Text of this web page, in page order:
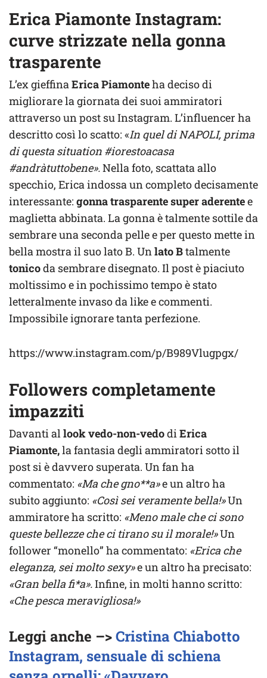
Erica Piamonte Instagram:
curve strizzate nella gonna
trasparente
L’ex gieffinaErica Piamonteha deciso di
migliorare la giornata dei suoi ammiratori
attraverso un post su Instagram. L’influencer ha
descritto così lo scatto: «In quel di NAPOLI, prima
di questa situation #iorestoacasa
#andràtuttobene».Nella foto, scattata allo
specchio, Erica indossa un completo decisamente
interessante: gonna trasparente super aderentee
maglietta abbinata. La gonna è talmente sottile da
sembrare una seconda pelle e per questo mette in
bella mostra il suo lato B. Unlato Btalmente
tonicoda sembrare disegnato. Il post è piaciuto
moltissimo e in pochissimo tempo è stato
letteralmente invaso da like e commenti.
Impossibile ignorare tanta perfezione.
https://www.instagram.com/p/B989Vlugpgx/
Followers completamente
impazziti
Davanti allook vedo-non-vedodiErica
Piamonte,la fantasia degli ammiratori sotto il
post si è davvero superata. Un fan ha
commentato: «Ma che gno**a»e un altro ha
subito aggiunto: «Così sei veramente bella!»Un
ammiratore ha scritto: «Meno male che ci sono
queste bellezze che ci tirano su il morale!»Un
follower “monello” ha commentato: «Erica che
eleganza, sei molto sexy»e un altro ha precisato:
«Gran bella fi*a».Infine, in molti hanno scritto:
«Che pesca meravigliosa!»
Leggi anche –>Cristina Chiabotto
Instagram, sensuale di schiena